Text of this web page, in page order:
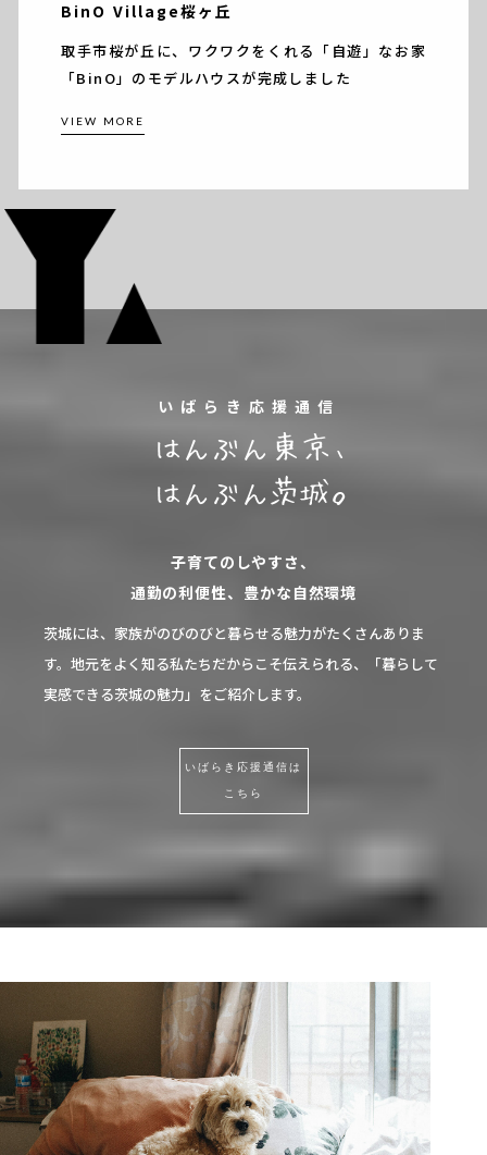
BinO Village桜ヶ丘
取手市桜が丘に、ワクワクをくれる「自遊」なお家
「BinO」のモデルハウスが完成しました
VIEW MORE
いばらき応援通信
子育てのしやすさ、
通勤の利便性、豊かな自然環境
茨城には、家族がのびのびと暮らせる魅力がたくさんありま
す。 地元をよく知る私たちだからこそ伝えられる、
「暮らして
実感できる茨城の魅力」をご紹介します。
いばらき応援通信は
こちら